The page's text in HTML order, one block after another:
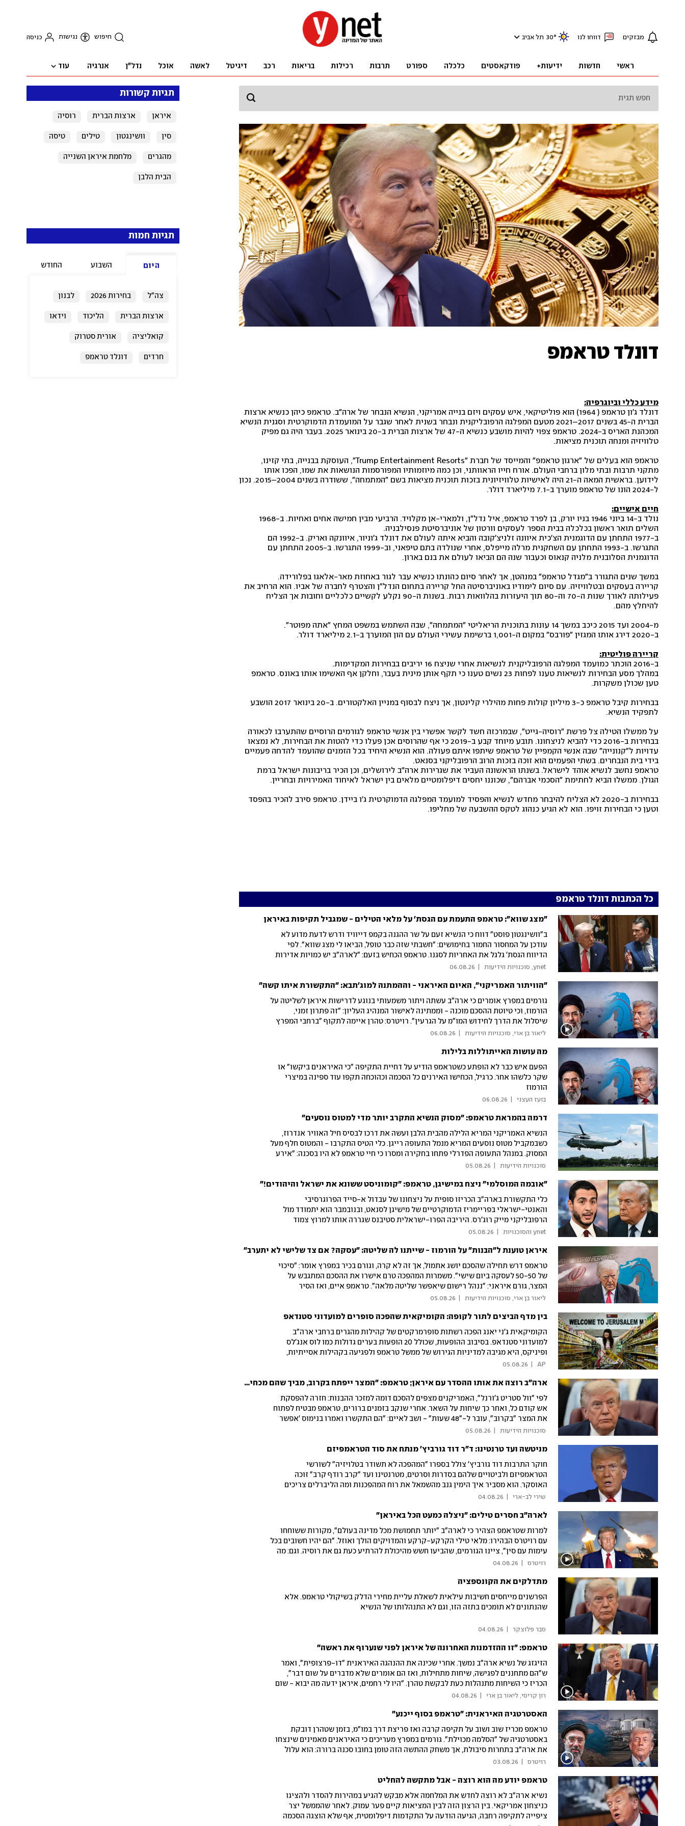
מבזקים דווחו לנו 30° תל אביב חיפוש נגישות כניסה
ראשי חדשות ידיעות+ פודקאסטים כלכלה ספורט תרבות רכילות בריאות רכב דיגיטל לאשה אוכל נדל"ן אנרגיה עוד
תגיות קשורות
איראן ארצות הברית רוסיה
סין וושינגטון טילים טיסה
מהגרים מלחמת איראן השנייה
הבית הלבן
דונלד טראמפ
תגיות חמות
היום השבוע החודש
צה"ל בחירות 2026 לבנון
ארצות הברית הליכוד וידאו
קואליציה אורית סטרוק
חרדים דונלד טראמפ
מידע כללי וביוגרפיה:
טלוויזיה ומנחה תוכנית מציאות.
ל-2024 הונו של טראמפ מוערך ב-7.1 מיליארד דולר.
חיים אישיים:
השלים תואר ראשון בכלכלה בבית הספר לעסקים וורטון של אוניברסיטת פנסילבניה.
הדוגמנית הסלובנית מלניה קנאוס וכעבור שנה הם הביאו לעולם את בנם בארון.
במשך שנים התגורר ב"מגדל טראמפ" במנהטן, אך לאחר סיום כהונתו כנשיא עבר לגור באחוזת מאר-אלאגו בפלורידה.
להיחלץ מהם.
מ-2004 ועד 2015 כיכב במשך 14 עונות בתוכנית הריאליטי "המתמחה", שבה השתמש במשפט המחץ "אתה מפוטר".
ב-2020 דירג אותו המגזין "פורבס" במקום ה-1,001 ברשימת עשירי העולם עם הון המוערך ב-2.1 מיליארד דולר.
קריירה פוליטית:
ב-2016 הוכתר כמועמד המפלגה הרפובליקנית לנשיאות אחרי שניצח 16 יריבים בבחירות המקדימות.
טען שכולן משקרות.
לתפקיד הנשיא.
בידי בית הנבחרים. בשתי הפעמים הוא זוכה בזכות הרוב הרפובליקני בסנאט.
הגולן. ממשלו הביא לחתימת "הסכמי אברהם", שכוננו יחסים דיפלומטיים מלאים בין ישראל לאיחוד האמירויות ובחריין.
וטען כי הבחירות זויפו. הוא לא הגיע כנהוג לטקס ההשבעה של מחליפו.
כל הכתבות דונלד טראמפ
"מצג שווא": טראמפ התעמת עם הגסת' על מלאי הטילים - שמגביל תקיפות באיראן
ב"וושינגטון פוסט" דווח כי הנשיא זעם על שר ההגנה בקמפ דייוויד ודרש לדעת מדוע לא
עודכן על המחסור החמור בחימושים: "חשבתי שזה כבר טופל, הביאו לי מצג שווא". לפי
הדיווח הגסת' גלגל את האחריות לסגנו. טראמפ הכחיש בזעם: "לארה"ב יש כמויות אדירות
של חימושים. מתנהל מצוד אחר מדליפים של הצהרות בוגדניות". ברקע: דיווחים כי כמעט כל
06.08.26
"הוויתור האמריקני", האיום האיראני - וההמתנה למוג'תבא: "התקשורת איתו קשה"
גורמים במפרץ אומרים כי ארה"ב עשתה ויתור משמעותי בנוגע לדרישות איראן לשליטה על
הורמוז, וכי טיוטת ההסכם מוכנה - וממתינה לאישור המנהיג העליון: "זה פתרון זמני,
שיסלול את הדרך לחידוש המו"מ על הגרעין". רויטרס: טהרן איימה לתקוף "ברחבי המפרץ
תשתיות קריטיות" בתגובה לכל תקיפה אמריקנית בשטחה
ליאור בן ארי, סוכנויות הידיעות 06.08.26
מה עושות האייתוללות בלילות
הפעם איש כבר לא הופתע כשטראמפ הודיע על דחיית התקיפה "כי האיראנים ביקשו" או
שקר כלשהו אחר. כרגיל, הכחישו האירנים כל הסכמה וכהוכחה תקפו עוד ספינה במיצרי
הורמוז
בועז העצני 06.08.26
דרמה בהמראת טראמפ: "מסוק הנשיא התקרב יותר מדי למטוס נוסעים"
הנשיא האמריקני המריא הלילה מהבית הלבן ועשה את דרכו לבסיס חיל האוויר אנדרוז,
כשבמקביל מטוס נוסעים המריא מנמל התעופה רייגן. כלי הטיס התקרבו - והמטוס חלף מעל
המסוק. במנהל התעופה הפדרלי פתחו בחקירה ומסרו כי חיי טראמפ לא היו בסכנה: "אירע
אובדן הפרדה זמני, פקח היה בקשר עם הטייסים"
סוכנויות הידיעות 05.08.26
"אובמה המוסלמי" ניצח במישיגן, טראמפ: "קומוניסט ששונא את ישראל והיהודים!"
כלי התקשורת בארה"ב הכריזו סופית על ניצחונו של עבדול א-סייד הפרוגרסיבי
והאנטי-ישראלי בפריימריז הדמוקרטיים של מישיגן לסנאט, ובנובמבר הוא יתמודד מול
הרפובליקני מייק רוג'רס. היריבה הפרו-ישראלית סטיבנס שגררה אותו למרוץ צמוד
05.08.26
איראן טוענת ל"הבנות" על הורמוז - שייתנו לה שליטה: "עסקה? אם צד שלישי לא יתערב"
טראמפ דרש תחילה שהסכם יושג אתמול, אך זה לא קרה, וגורם בכיר במפרץ אומר: "סיכוי
של 50-50 לעסקה ביום שישי". משמרות המהפכה טרם אישרו את ההסכם המתגבש על
המצר, גורם איראני: "ננהל רישום שיאפשר שליטה מלאה". טראמפ איים, ואז הסיר
סנקציות שהוטלו על מטוסים וחברות תעופה עם קשר למשמרות
ליאור בן ארי, סוכנויות הידיעות 05.08.26
בין מדף הביצים לתור לקופה: הקומיקאית שהפכה סופרים למועדוני סטנדאפ
הקומיקאית ג'ני יאנג הפכה רשתות סופרמרקטים של קהילות מהגרים ברחבי ארה"ב
למועדוני ‏סטנדאפ. בסיבוב ההופעות, שכולל 20 הופעות בערים גדולות כמו לוס אנג'לס
ופיניקס, היא מגיבה למדיניות הגירוש ‏של ממשל טראמפ ולפגיעה בקהילות אסייתיות,
לטיניות ושחורות
05.08.26
ארה"ב רוצה את אותו ההסדר עם איראן; טראמפ: "המצר ייפתח בקרוב, מביך שהם מכחישים שיחות"
לפי "וול סטריט ג'ורנל", האמריקנים מצפים להסכם דומה למזכר ההבנות: חזרה להפסקת
אש קודם כל, ואחר כך שיחות על השאר. אחרי שנקב בזמנים ברורים, טראמפ מבטיח לפתוח
את המצר "בקרוב", עובר ל-"48 שעות" - ושב לאיים: "הם התקשרו ואמרו בנימוס 'אפשר
לדבר'? אם לא יעשו הסכם - חבל"
סוכנויות הידיעות 05.08.26
מניטשה ועד טרנטינו: ד"ר דוד גורביץ' מנתח את סוד הטראמפיזם
חוקר התרבות דוד גורביץ' צולל בספרו "המהפכה לא תשודר בטלויזיה" לשורשי
הטראמפיזם ולביטויים שלהם בסדרות וסרטים, מטרנטינו ועד "קרב רודף קרב" זוכה
האוסקר. הוא מסביר איך הימין גנב מהשמאל את רוח המהפכנות ומה הליברלים צריכים
לעשות כדי לשרוד את עידן דונלד טראמפ
שירי לב-ארי 04.08.26
לארה"ב חסרים טילים: "ניצלה כמעט הכל באיראן"
למרות שטראמפ הצהיר כי לארה"ב "יותר תחמושת מכל מדינה בעולם", מקורות ששוחחו
עם רויטרס הבהירו: מלאי טילי הקרקע-קרקע והמדויקים הולך ואוזל. "הם יהיו חשובים בכל
עימות עם סין", ציינו הגורמים, שהביעו חשש מהיכולת להרתיע כעת גם את רוסיה. וגם: מה
מצב הטומהוק, הפטריוט וה-THAAD
רויטרס 04.08.26
מתדלקים את הקונספציה
הפרשנים מייחסים חשיבות עילאית לשאלת עליית מחירי הדלק בשיקולי טראמפ. אלא
שהנתונים לא תומכים בתזה הזו, וגם לא התנהלותו של הנשיא
סבר פלוצקר 04.08.26
טראמפ: "זו ההזדמנות האחרונה של איראן לפני שנערוף את ראשה"
הזיגזג של נשיא ארה"ב נמשך. אחרי שכינה את ההנהגה האיראנית "דו-פרצופית", ואמר
ש"הם מתחננים לפגישה, שיחות מתחילות, ואז הם אומרים שלא מדברים על שום דבר",
הכריז כי השיחות מתנהלות כעת לבקשת טהרן. "היו לי רחמים, איראן ידעה מה יבוא - שום
דבר לא היה נשאר", אמר. וגם: היסטוריית הזיגזגים של טראמפ
רון קריסי, ליאור בן ארי 04.08.26
האסטרטגיה האיראנית: "טראמפ בסוף ייכנע"
טראמפ מכריז שוב ושוב על תקיפה קרבה ואז פריצת דרך במו"מ, בזמן שטהרן דובקת
באסטרטגיה של "הסלמה מכוילת". גורמים במפרץ מעריכים כי האיראנים מאמינים שינצחו
את ארה"ב בתחרות סיבולת, אך משחק ההתשה הזה טומן בחובו סכנה ברורה: הוא עלול
להוביל להסלמה רחבה וחסרת שליטה
רויטרס 03.08.26
טראמפ יודע מה הוא רוצה - אבל מתקשה להחליט
נשיא ארה"ב לא רוצה לחדש את המלחמה אלא מבקש להגיע במהירות להסדר ולהציגו
כניצחון אמריקאי. בין הרצון הזה לבין המציאות קיים פער עמוק. לאחר שהממשל יצר
ציפייה לתקיפה רחבה, הגיעה הודעה על התקדמות דיפלומטית, אף שלא הוצגה הסכמה